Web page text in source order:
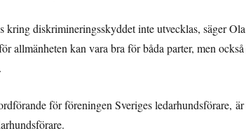
diskrimineringsskyddet inte utvecklas, säger
allmänheten kan vara bra för båda parter, men
för föreningen Sveriges ledarhundsförare,